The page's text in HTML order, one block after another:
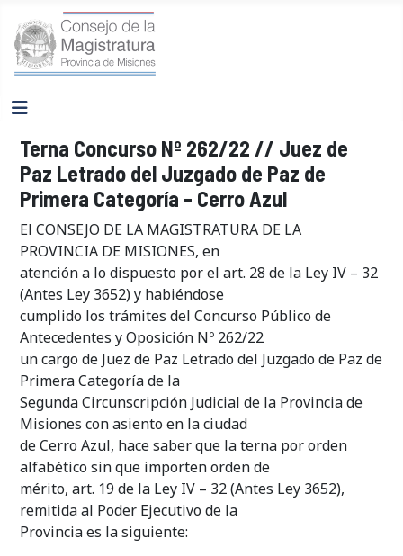
Terna Concurso Nº 262/22 // Juez de
Paz Letrado del Juzgado de Paz de
Primera Categoría - Cerro Azul
El CONSEJO DE LA MAGISTRATURA DE LA
PROVINCIA DE MISIONES, en
atención a lo dispuesto por el art. 28 de la Ley IV – 32
(Antes Ley 3652) y habiéndose
cumplido los trámites del Concurso Público de
Antecedentes y Oposición Nº 262/22
un cargo de Juez de Paz Letrado del Juzgado de Paz de
Primera Categoría de la
Segunda Circunscripción Judicial de la Provincia de
Misiones con asiento en la ciudad
de Cerro Azul, hace saber que la terna por orden
alfabético sin que importen orden de
mérito, art. 19 de la Ley IV – 32 (Antes Ley 3652),
remitida al Poder Ejecutivo de la
Provincia es la siguiente: